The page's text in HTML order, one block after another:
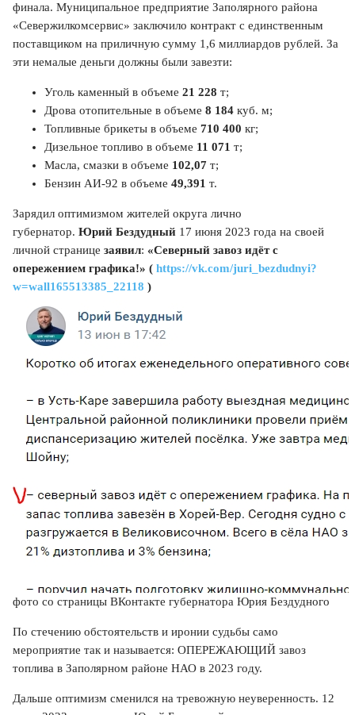
финала. Муниципальное предприятие Заполярного района
«Севержилкомсервис» заключило контракт с единственным
поставщиком на приличную сумму 1,6 миллиардов рублей. За
эти немалые деньги должны были завезти:
Уголь каменный в объеме 21 228 т;
Дрова отопительные в объеме 8 184 куб. м;
Топливные брикеты в объеме 710 400 кг;
Дизельное топливо в объеме 11 071 т;
Масла, смазки в объеме 102,07 т;
Бензин АИ-92 в объеме 49,391 т.
Зарядил оптимизмом жителей округа лично
губернатор. Юрий Бездудный 17 июня 2023 года на своей
личной странице заявил: «Северный завоз идёт с
опережением графика!» ( https://vk.com/juri_bezdudnyi?
w=wall165513385_22118 )
фото со страницы ВКонтакте губернатора Юрия Бездудного
По стечению обстоятельств и иронии судьбы само
мероприятие так и называется: ОПЕРЕЖАЮЩИЙ завоз
топлива в Заполярном районе НАО в 2023 году.
Дальше оптимизм сменился на тревожную неуверенность. 12